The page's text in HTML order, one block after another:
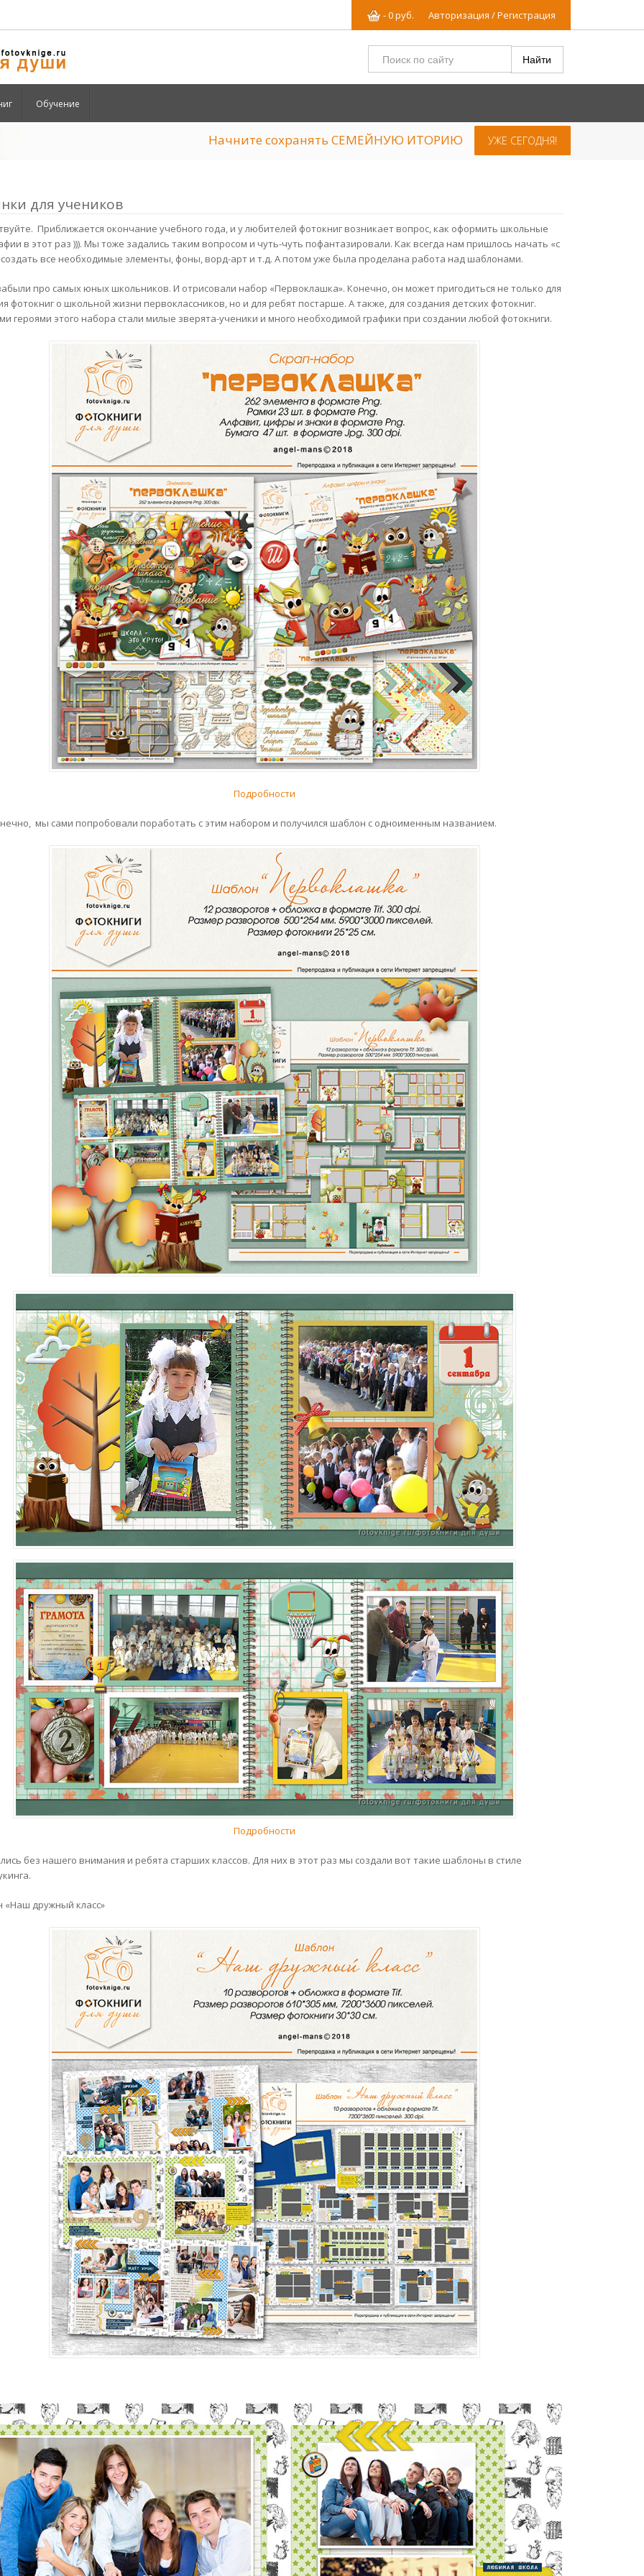
Авторизация / Регистрация
-0руб.
Обучение
Начните сохранять СЕМЕЙНУЮ ИТОРИЮ УЖЕ СЕГОДНЯ!
для учеников
Приближается окончание учебного года, и у любителей фотокниг возникает вопрос, как оформить школьные
в этот раз ))). Мы тоже задались таким вопросом и чуть-чуть пофантазировали. Как всегда нам пришлось начать «с
создать все необходимые элементы, фоны, ворд-арт и т.д. А потом уже была проделана работа над шаблонами.
про самых юных школьников. И отрисовали набор «Первоклашка». Конечно, он может пригодиться не только для
фотокниг о школьной жизни первоклассников, но и для ребят постарше. А также, для создания детских фотокниг.
героями этого набора стали милые зверята-ученики и много необходимой графики при создании любой фотокниги.
Подробности
мы сами попробовали поработать с этим набором и получился шаблон с одноименным названием.
Подробности
без нашего внимания и ребята старших классов. Для них в этот раз мы создали вот такие шаблоны в стиле
«Наш дружный класс»